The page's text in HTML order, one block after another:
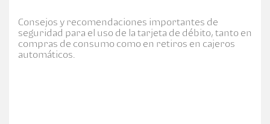
Consejos y recomendaciones importantes de
seguridad para el uso de la tarjeta de débito, tanto en
compras de consumo como en retiros en cajeros
automáticos.